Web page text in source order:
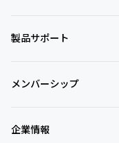
製品サポート
メンバーシップ
企業情報